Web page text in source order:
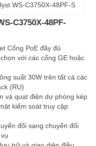
WS-C3750X-48PF-S
C3750X-48PF-
Cổng PoE đầy đủ
với các cổng GE hoặc
suất 30W trên tất cả các
(RU)
và quạt điện dự phòng kép
kiểm soát truy cập
đổi sang chuyển đổi